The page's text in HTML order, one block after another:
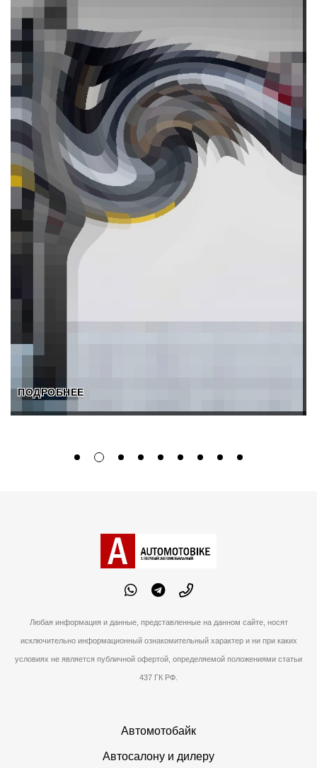
ПОДРОБНЕЕ
Любая информация и данные, представленные на данном сайте, носят
исключительно информационный ознакомительный характер и ни при каких
условиях не является публичной офертой, определяемой положениями статьи
437 ГК РФ.
Автомотобайк
Автосалону и дилеру